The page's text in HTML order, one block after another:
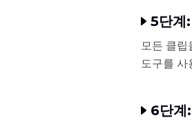
5단계
모든 클립
도구를 사
6단계